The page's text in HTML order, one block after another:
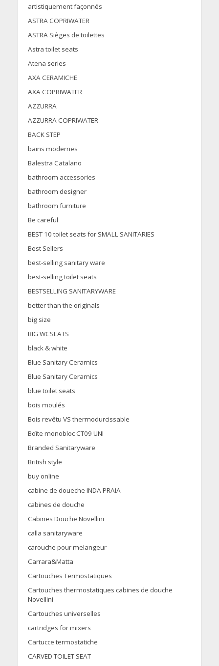
artistiquement façonnés
ASTRA COPRIWATER
ASTRA Sièges de toilettes
Astra toilet seats
Atena series
AXA CERAMICHE
AXA COPRIWATER
AZZURRA
AZZURRA COPRIWATER
BACK STEP
bains modernes
Balestra Catalano
bathroom accessories
bathroom designer
bathroom furniture
Be careful
BEST 10 toilet seats for SMALL SANITARIES
Best Sellers
best-selling sanitary ware
best-selling toilet seats
BESTSELLING SANITARYWARE
better than the originals
big size
BIG WCSEATS
black & white
Blue Sanitary Ceramics
Blue Sanitary Ceramics
blue toilet seats
bois moulés
Bois revêtu VS thermodurcissable
Boîte monobloc CT09 UNI
Branded Sanitaryware
British style
buy online
cabine de doueche INDA PRAIA
cabines de douche
Cabines Douche Novellini
calla sanitaryware
carouche pour melangeur
Carrara&Matta
Cartouches Termostatiques
Cartouches thermostatiques cabines de douche
Novellini
Cartouches universelles
cartridges for mixers
Cartucce termostatiche
CARVED TOILET SEAT